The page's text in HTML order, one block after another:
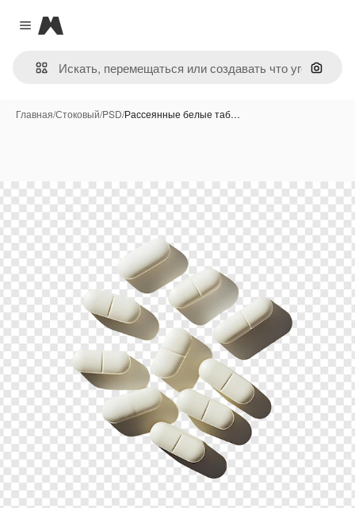
Close menu
Magnific
Поиск
Главная/Стоковый/PSD/Рассеянные белые таб…